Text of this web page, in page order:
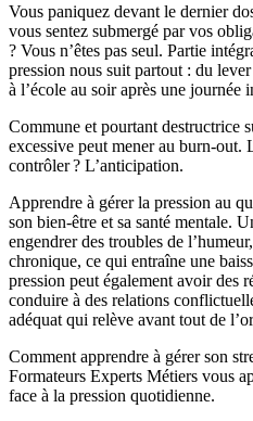
Vous paniquez devant le dernier
vous sentez submergé par vos
? Vous n’êtes pas seul. Partie
pression nous suit partout : du
à l’école au soir après une journée
Commune et pourtant destructrice
excessive peut mener au burn-out.
contrôler ? L’anticipation.
Apprendre à gérer la pression au
son bien-être et sa santé mentale.
engendrer des troubles de
chronique, ce qui entraîne une
pression peut également avoir des
conduire à des relations
adéquat qui relève avant tout de
Comment apprendre à gérer son
Formateurs Experts Métiers vous
face à la pression quotidienne.